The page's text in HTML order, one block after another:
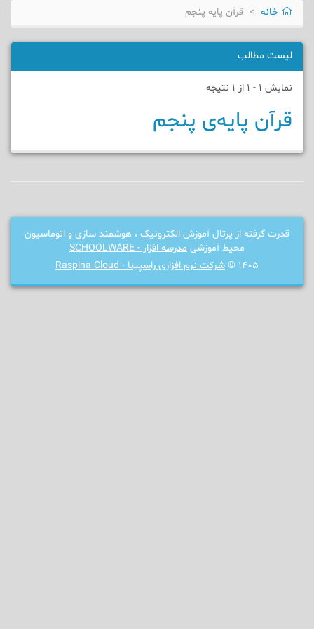
خانه قرآن پایه پنجم
لیست مطالب
نمایش 1 - 1 از 1 نتیجه
قرآن پایه‌ی پنجم
قدرت گرفته از پرتال آموزش الکترونیک ، هوشمند سازی و اتوماسیون
محیط آموزشی مدرسه افزار - SCHOOLWARE
1405 ©
شرکت نرم افزاری راسپینا - Raspina Cloud